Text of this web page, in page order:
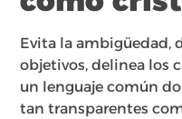
Evita la ambigüedad,
objetivos, delinea los
un lenguaje común
tan transparentes